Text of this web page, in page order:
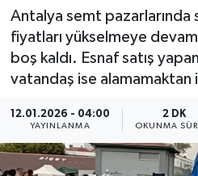
Antalya semt pazarlarında
fiyatları yükselmeye
boş kaldı. Esnaf satış
vatandaş ise alamamaktan
12.01.2026 - 04:00
YAYINLANMA
2 DK
OKUNMA
Ekonomi
Genel
Güncel
Tüm Manşetler
Son Dakika Haberleri